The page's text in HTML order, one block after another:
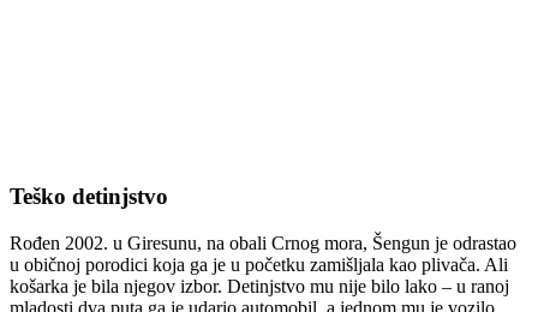
Teško detinjstvo
Rođen 2002. u Giresunu, na obali Crnog mora, Šengun je odrastao
u običnoj porodici koja ga je u početku zamišljala kao plivača. Ali
košarka je bila njegov izbor. Detinjstvo mu nije bilo lako – u ranoj
mladosti dva puta ga je udario automobil, a jednom mu je vozilo